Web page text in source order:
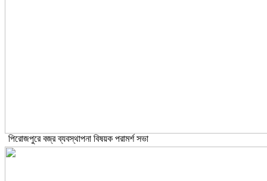
পিরোজপুরে বজ্র ব্যবস্থাপনা বিষয়ক পরামর্শ সভা